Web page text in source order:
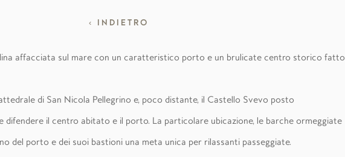
‹ INDIETRO
affacciata sul mare con un caratteristico porto e un brulicate centro storico fatto
di San Nicola Pellegrino e, poco distante, il Castello Svevo posto
difendere il centro abitato e il porto. La particolare ubicazione, le barche ormeggiate
del porto e dei suoi bastioni una meta unica per rilassanti passeggiate.